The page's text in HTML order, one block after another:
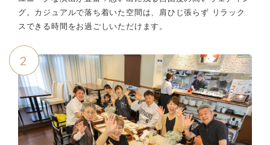
グ。カジュアルで落ち着いた空間は、肩ひじ張らず リラック
スできる時間をお過ごしいただけます。
2